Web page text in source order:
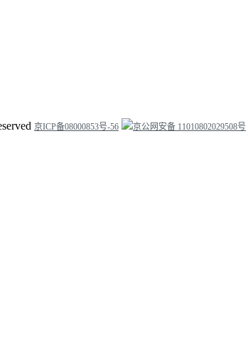
京ICP备08000853号-56 京公网安备 11010802029508号